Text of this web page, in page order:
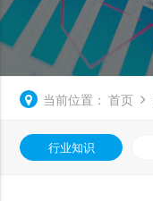
当前位置： 首页
行业知识